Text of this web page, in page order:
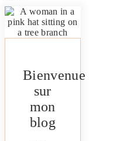
Bienvenue
sur
mon
blog